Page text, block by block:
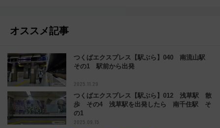
オススメ記事
つくばエクスプレス【駅ぶら】040 南流山駅
その1 駅前から出発
2025.11.29
つくばエクスプレス【駅ぶら】012 浅草駅 散
歩 その4 浅草駅を出発したら 南千住駅 そ
の1
2025.09.15